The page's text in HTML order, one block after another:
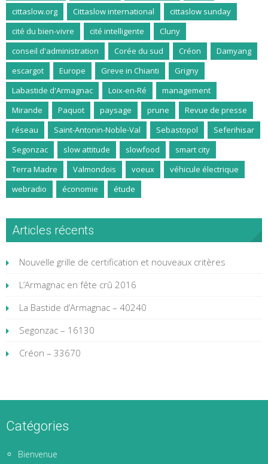
cittaslow.org
Cittaslow international
cittaslow sunday
cité du bien-vivre
cité intelligente
Cluny
conseil d'administration
Corée du sud Créon
Damyang
escargot
Europe Greve in Chianti
Grigny
Labastide d'Armagnac
Loix-en-Ré
management
Mirande
Paquot paysage prune
Revue de presse
réseau
Saint-Antonin-Noble-Val Sebastopol
Seferihisar
Segonzac
slow attitude slowfood
smart city
Terra Madre
Valmondois voeux
véhicule électrique
webradio
économie étude
Articles récents
Nouvelle grille de certification et nouveaux critères
L’Armagnac en fête crû 2016
La Bastide d’Armagnac – 40240
Segonzac – 16130
Créon – 33670
Catégories
Bienvenue